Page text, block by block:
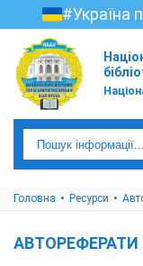
#Україна
Головна Ресурси
АВТОРЕФЕРАТИ